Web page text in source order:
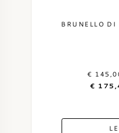
BRUNELLO DI
€
€